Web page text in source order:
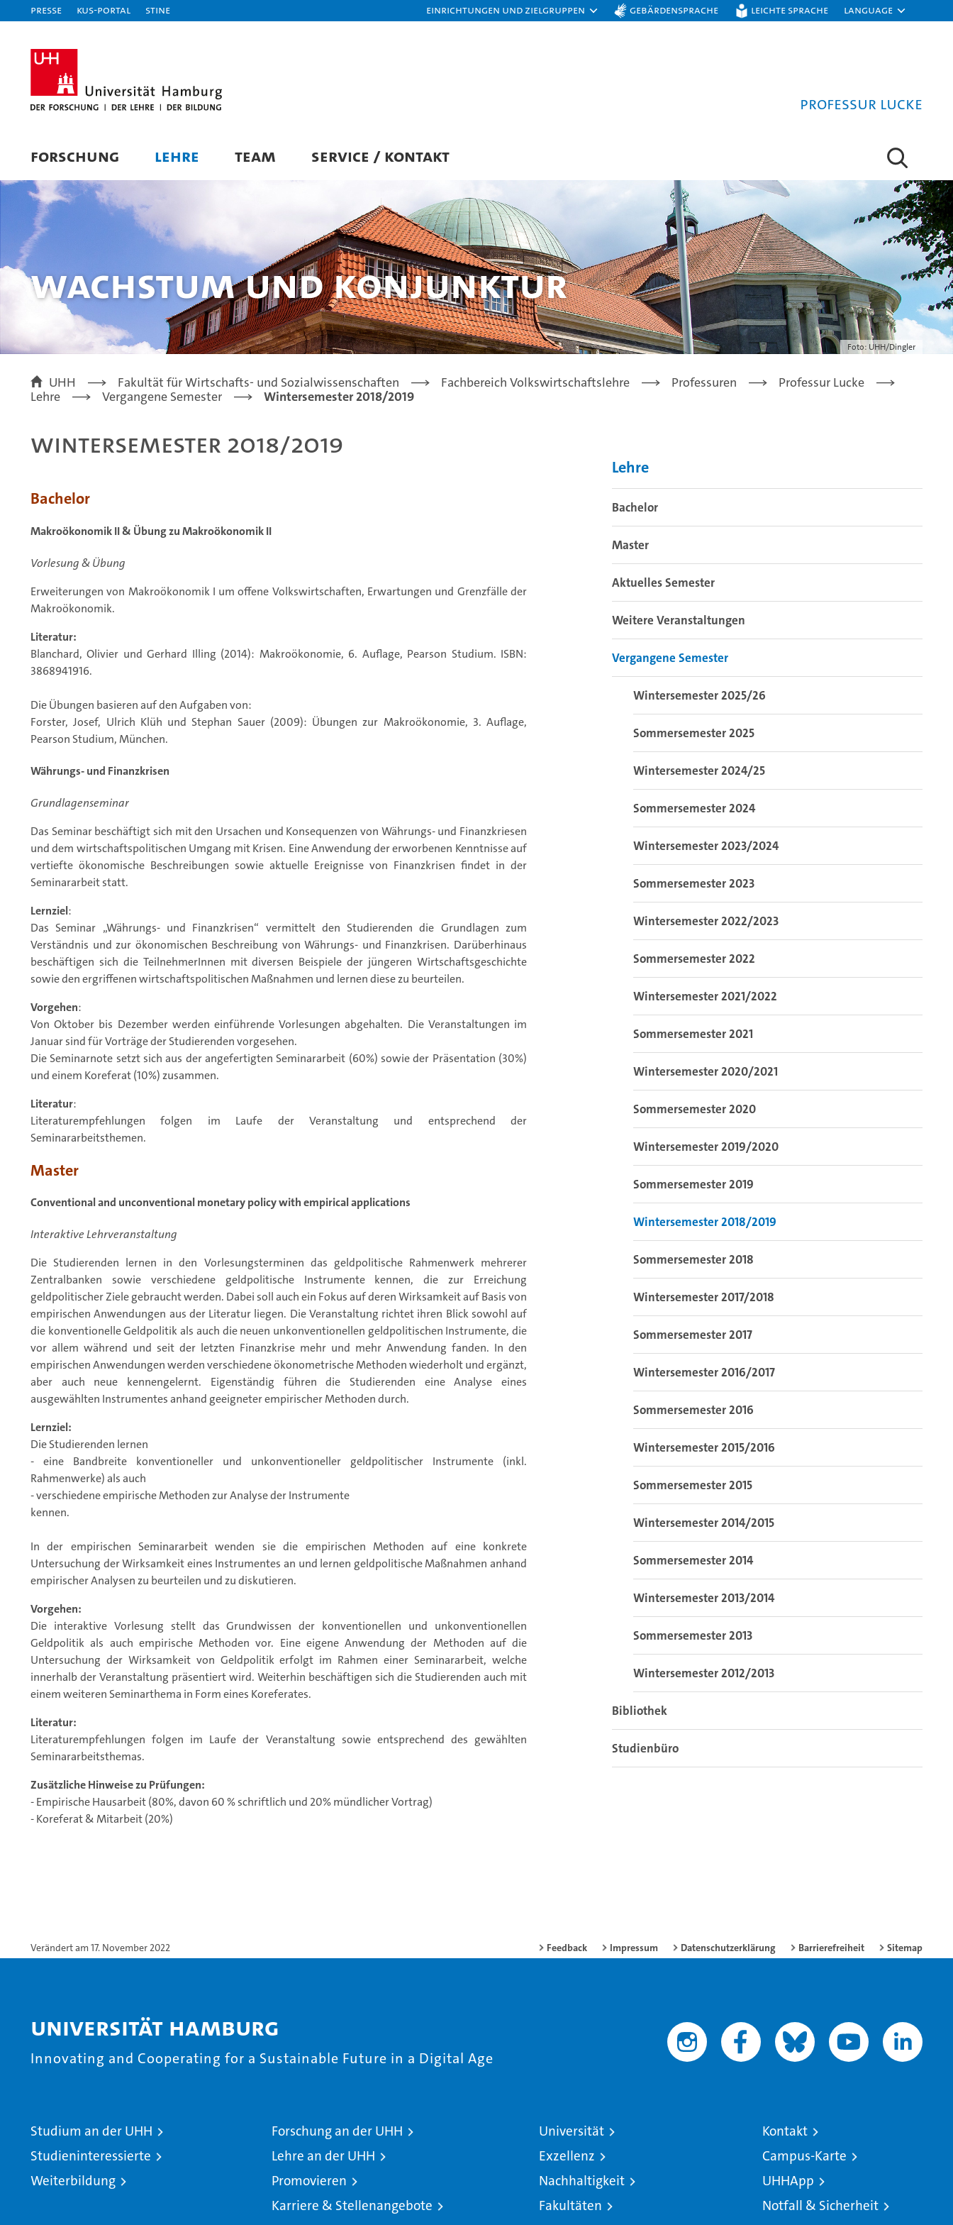
Presse KUS-Portal STiNE Einrichtungen und Zielgruppen Gebärdensprache Leichte Sprache Language
Professur Lucke
FORSCHUNG LEHRE TEAM SERVICE / KONTAKT
Foto: UHH/Dingler
Wachstum und Konjunktur
UHH Fakultät für Wirtschafts- und Sozialwissenschaften Fachbereich Volkswirtschaftslehre Professuren
Professur Lucke
Lehre
Vergangene Semester Wintersemester 2018/2019
Wintersemester 2018/2019
Bachelor
Makroökonomik II & Übung zu Makroökonomik II
Vorlesung & Übung
Erweiterungen von Makroökonomik I um offene Volkswirtschaften, Erwartungen und Grenzfälle der
Makroökonomik.
Literatur:
Blanchard, Olivier und Gerhard Illing (2014): Makroökonomie, 6. Auflage, Pearson Studium. ISBN:
3868941916.
Die Übungen basieren auf den Aufgaben von:
Forster, Josef, Ulrich Klüh und Stephan Sauer (2009): Übungen zur Makroökonomie, 3. Auflage,
Pearson Studium, München.
Währungs- und Finanzkrisen
Grundlagenseminar
Das Seminar beschäftigt sich mit den Ursachen und Konsequenzen von Währungs- und Finanzkriesen
und dem wirtschaftspolitischen Umgang mit Krisen. Eine Anwendung der erworbenen Kenntnisse auf
vertiefte ökonomische Beschreibungen sowie aktuelle Ereignisse von Finanzkrisen findet in der
Seminararbeit statt.
Lernziel:
Das Seminar „Währungs- und Finanzkrisen“ vermittelt den Studierenden die Grundlagen zum
Verständnis und zur ökonomischen Beschreibung von Währungs- und Finanzkrisen. Darüberhinaus
beschäftigen sich die TeilnehmerInnen mit diversen Beispiele der jüngeren Wirtschaftsgeschichte
sowie den ergriffenen wirtschaftspolitischen Maßnahmen und lernen diese zu beurteilen.
Vorgehen:
Von Oktober bis Dezember werden einführende Vorlesungen abgehalten. Die Veranstaltungen im
Januar sind für Vorträge der Studierenden vorgesehen.
Die Seminarnote setzt sich aus der angefertigten Seminararbeit (60%) sowie der Präsentation (30%)
und einem Koreferat (10%) zusammen.
Literatur:
Literaturempfehlungen folgen im Laufe der Veranstaltung und entsprechend der
Seminararbeitsthemen.
Master
Conventional and unconventional monetary policy with empirical applications
Interaktive Lehrveranstaltung
Die Studierenden lernen in den Vorlesungsterminen das geldpolitische Rahmenwerk mehrerer
Zentralbanken sowie verschiedene geldpolitische Instrumente kennen, die zur Erreichung
geldpolitischer Ziele gebraucht werden. Dabei soll auch ein Fokus auf deren Wirksamkeit auf Basis von
empirischen Anwendungen aus der Literatur liegen. Die Veranstaltung richtet ihren Blick sowohl auf
die konventionelle Geldpolitik als auch die neuen unkonventionellen geldpolitischen Instrumente, die
vor allem während und seit der letzten Finanzkrise mehr und mehr Anwendung fanden. In den
empirischen Anwendungen werden verschiedene ökonometrische Methoden wiederholt und ergänzt,
aber auch neue kennengelernt. Eigenständig führen die Studierenden eine Analyse eines
ausgewählten Instrumentes anhand geeigneter empirischer Methoden durch.
Lernziel:
Die Studierenden lernen
- eine Bandbreite konventioneller und unkonventioneller geldpolitischer Instrumente (inkl.
Rahmenwerke) als auch
- verschiedene empirische Methoden zur Analyse der Instrumente
kennen.
In der empirischen Seminararbeit wenden sie die empirischen Methoden auf eine konkrete
Untersuchung der Wirksamkeit eines Instrumentes an und lernen geldpolitische Maßnahmen anhand
empirischer Analysen zu beurteilen und zu diskutieren.
Vorgehen:
Die interaktive Vorlesung stellt das Grundwissen der konventionellen und unkonventionellen
Geldpolitik als auch empirische Methoden vor. Eine eigene Anwendung der Methoden auf die
Untersuchung der Wirksamkeit von Geldpolitik erfolgt im Rahmen einer Seminararbeit, welche
innerhalb der Veranstaltung präsentiert wird. Weiterhin beschäftigen sich die Studierenden auch mit
einem weiteren Seminarthema in Form eines Koreferates.
Literatur:
Literaturempfehlungen folgen im Laufe der Veranstaltung sowie entsprechend des gewählten
Seminararbeitsthemas.
Zusätzliche Hinweise zu Prüfungen:
- Empirische Hausarbeit (80%, davon 60 % schriftlich und 20% mündlicher Vortrag)
- Koreferat & Mitarbeit (20%)
Lehre
Bachelor
Master
Aktuelles Semester
Weitere Veranstaltungen
Vergangene Semester
Wintersemester 2025/26
Sommersemester 2025
Wintersemester 2024/25
Sommersemester 2024
Wintersemester 2023/2024
Sommersemester 2023
Wintersemester 2022/2023
Sommersemester 2022
Wintersemester 2021/2022
Sommersemester 2021
Wintersemester 2020/2021
Sommersemester 2020
Wintersemester 2019/2020
Sommersemester 2019
Wintersemester 2018/2019
Sommersemester 2018
Wintersemester 2017/2018
Sommersemester 2017
Wintersemester 2016/2017
Sommersemester 2016
Wintersemester 2015/2016
Sommersemester 2015
Wintersemester 2014/2015
Sommersemester 2014
Wintersemester 2013/2014
Sommersemester 2013
Wintersemester 2012/2013
Bibliothek
Studienbüro
Verändert am 17. November 2022 Feedback Impressum Datenschutzerklärung Barrierefreiheit Sitemap
Universität Hamburg
Innovating and Cooperating for a Sustainable Future in a Digital Age
Studium an der UHH
Studieninteressierte
Weiterbildung
Forschung an der UHH
Lehre an der UHH
Promovieren
Karriere & Stellenangebote
Universität
Exzellenz
Nachhaltigkeit
Fakultäten
Kontakt
Campus-Karte
UHHApp
Notfall & Sicherheit